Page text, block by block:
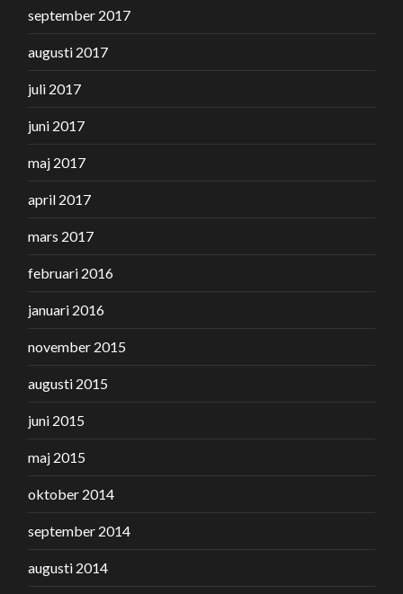
september 2017
augusti 2017
juli 2017
juni 2017
maj 2017
april 2017
mars 2017
februari 2016
januari 2016
november 2015
augusti 2015
juni 2015
maj 2015
oktober 2014
september 2014
augusti 2014